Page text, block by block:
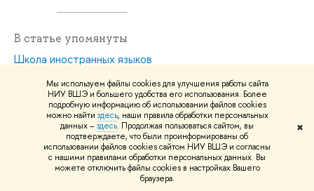
Мы используем файлы cookies для улучшения работы сайта
НИУ ВШЭ и большего удобства его использования. Более
подробную информацию об использовании файлов cookies
можно найти здесь, наши правила обработки персональных
данных –здесь. Продолжая пользоваться сайтом, вы
подтверждаете, что были проинформированы об
использовании файлов cookies сайтом НИУ ВШЭ и согласны
с нашими правилами обработки персональных данных. Вы
можете отключить файлы cookies в настройках Вашего
браузера.
✖
В статье упомянуты
Школа иностранных языков
Нашлиопечатку?
Выделите её, нажмите Ctrl+Enter и отправьте нам
уведомление. Спасибо за участие!